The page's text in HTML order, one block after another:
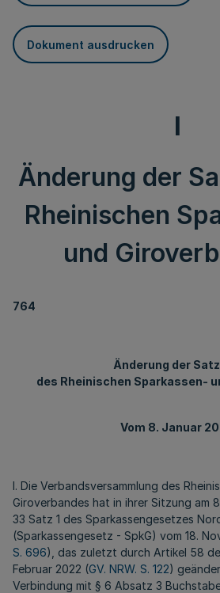
Dokument ausdrucken
I
Änderung der
Rheinischen
und
764
Änderung der
des Rheinischen Sparkassen-
Vom 8. Januar
I. Die Verbandsversammlung des
Giroverbandes hat in ihrer Sitzung am
33 Satz 1 des Sparkassengesetzes
(Sparkassengesetz - SpkG) vom 18.
S. 696), das zuletzt durch Artikel 58
Februar 2022 (GV. NRW. S. 122)
Verbindung mit § 6 Absatz 3